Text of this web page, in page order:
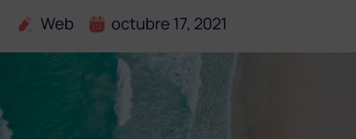
Web octubre 17, 2021